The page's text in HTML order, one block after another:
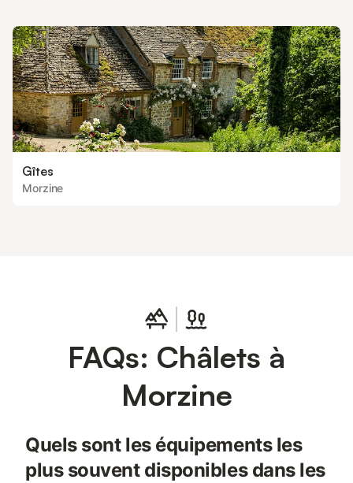
vous y détendre aprè
Gîtes
Morzine
FAQs: Châlets à
Morzine
Quels sont les équipements les
plus souvent disponibles dans les